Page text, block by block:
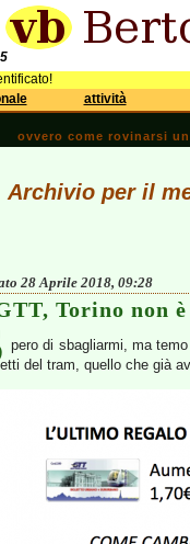
attività
ovvero come rovinarsi
Archivio per il
28 Aprile 2018, 09:28
Torino non
pero di sbagliarmi, ma
del tram, quello che già